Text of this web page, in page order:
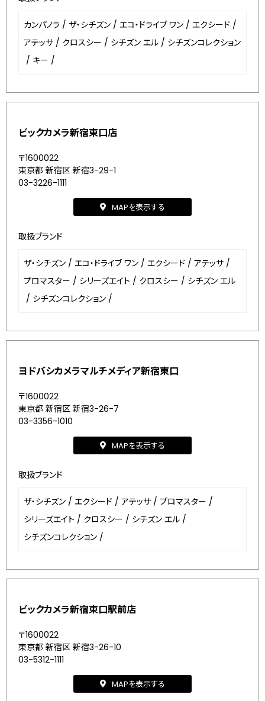
カンパノラ / ザ・シチズン / エコ・ドライブ ワン / エクシード /
アテッサ / クロスシー / シチズン エル / シチズンコレクション
/ キー /
ビックカメラ新宿東口店
〒1600022
東京都 新宿区 新宿3-29-1
03-3226-1111
MAPを表示する
取扱ブランド
ザ・シチズン / エコ・ドライブ ワン / エクシード / アテッサ /
プロマスター / シリーズエイト / クロスシー / シチズン エル
/ シチズンコレクション /
ヨドバシカメラマルチメディア新宿東口
〒1600022
東京都 新宿区 新宿3-26-7
03-3356-1010
MAPを表示する
取扱ブランド
ザ・シチズン / エクシード / アテッサ / プロマスター /
シリーズエイト / クロスシー / シチズン エル /
シチズンコレクション /
ビックカメラ新宿東口駅前店
〒1600022
東京都 新宿区 新宿3-26-10
03-5312-1111
MAPを表示する